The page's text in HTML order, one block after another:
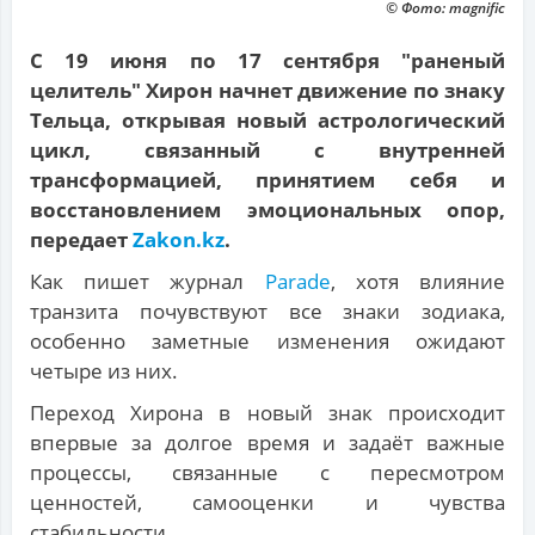
© Фото: magnific
С 19 июня по 17 сентября "раненый
целитель" Хирон начнет движение по знаку
Тельца, открывая новый астрологический
цикл, связанный с внутренней
трансформацией, принятием себя и
восстановлением эмоциональных опор,
передаетZakon.kz.
Как пишет журнал Parade, хотя влияние
транзита почувствуют все знаки зодиака,
особенно заметные изменения ожидают
четыре из них.
Переход Хирона в новый знак происходит
впервые за долгое время и задаёт важные
процессы, связанные с пересмотром
ценностей, самооценки и чувства